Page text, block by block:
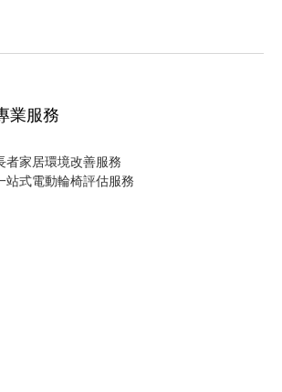
業服務
者家居環境改善服務
站式電動輪椅評估服務